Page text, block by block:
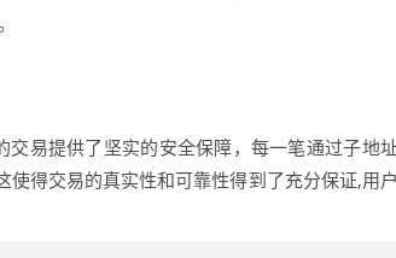
易提供了坚实的安全保障，每一笔通过子地
得交易的真实性和可靠性得到了充分保证,用户